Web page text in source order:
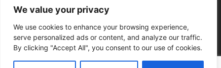
We value your privacy
We use cookies to enhance your browsing experience,
serve personalized ads or content, and analyze our traffic.
By clicking "Accept All", you consent to our use of cookies.
ПОСЛЕДВАЙТЕ НИ